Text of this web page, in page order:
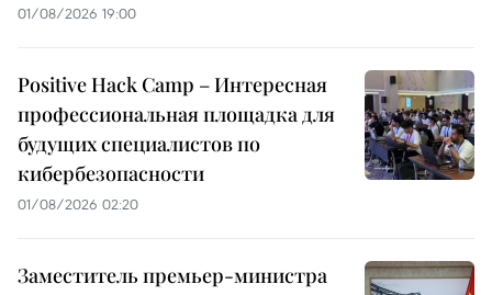
01/08/2026 19:00
Positive Hack Camp – Интересная
профессиональная площадка для
будущих специалистов по
кибербезопасности
01/08/2026 02:20
Заместитель премьер-министра